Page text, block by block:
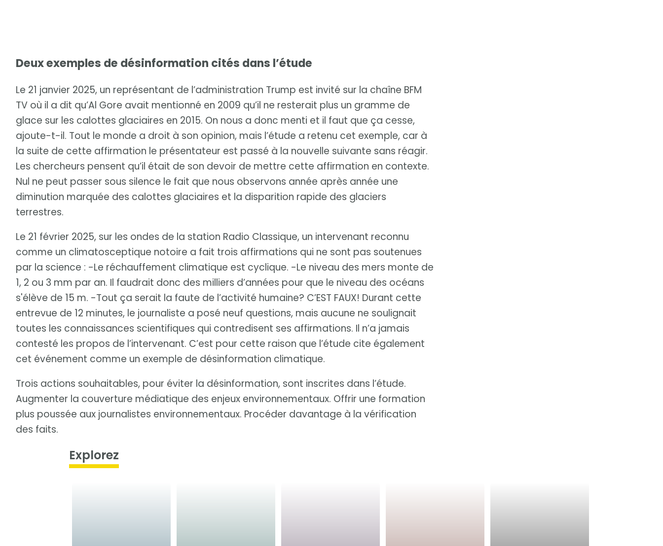
Deux exemples de désinformation cités dans l’étude
Le 21 janvier 2025, un représentant de l’administration Trump est invité sur la chaîne BFM
TV où il a dit qu’Al Gore avait mentionné en 2009 qu’il ne resterait plus un gramme de
glace sur les calottes glaciaires en 2015. On nous a donc menti et il faut que ça cesse,
ajoute-t-il. Tout le monde a droit à son opinion, mais l’étude a retenu cet exemple, car à
la suite de cette affirmation le présentateur est passé à la nouvelle suivante sans réagir.
Les chercheurs pensent qu’il était de son devoir de mettre cette affirmation en contexte.
Nul ne peut passer sous silence le fait que nous observons année après année une
diminution marquée des calottes glaciaires et la disparition rapide des glaciers
terrestres.
Le 21 février 2025, sur les ondes de la station Radio Classique, un intervenant reconnu
comme un climatosceptique notoire a fait trois affirmations qui ne sont pas soutenues
par la science : -Le réchauffement climatique est cyclique. -Le niveau des mers monte de
1, 2 ou 3 mm par an. Il faudrait donc des milliers d’années pour que le niveau des océans
s'élève de 15 m. -Tout ça serait la faute de l’activité humaine? C’EST FAUX! Durant cette
entrevue de 12 minutes, le journaliste a posé neuf questions, mais aucune ne soulignait
toutes les connaissances scientifiques qui contredisent ses affirmations. Il n’a jamais
contesté les propos de l’intervenant. C’est pour cette raison que l’étude cite également
cet événement comme un exemple de désinformation climatique.
Trois actions souhaitables, pour éviter la désinformation, sont inscrites dans l’étude.
Augmenter la couverture médiatique des enjeux environnementaux. Offrir une formation
plus poussée aux journalistes environnementaux. Procéder davantage à la vérification
des faits.
Explorez